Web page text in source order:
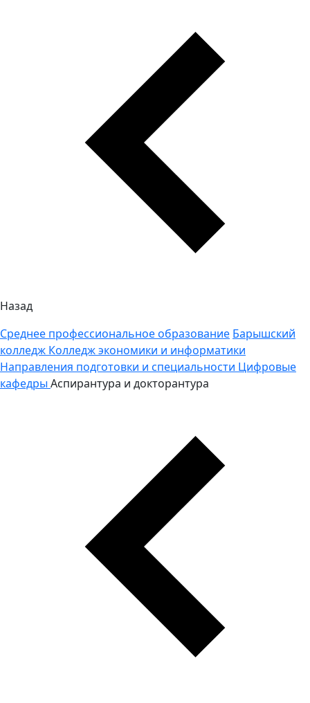
Назад
Среднее профессиональное образование Барышский
колледж Колледж экономики и информатики
Направления подготовки и специальности Цифровые
кафедры Аспирантура и докторантура